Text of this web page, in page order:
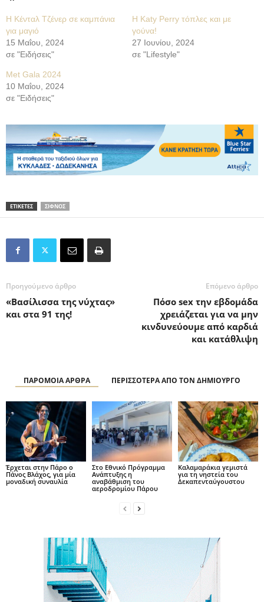
H Κένταλ Τζένερ σε καμπάνια
για μαγιό
15 Μαΐου, 2024
σε "Ειδήσεις"
Η Katy Perry τόπλες και με
γούνα!
27 Ιουνίου, 2024
σε "Lifestyle"
Met Gala 2024
10 Μαΐου, 2024
σε "Ειδήσεις"
ΕΤΙΚΕΤΕΣ ΣΙΦΝΟΣ
Προηγούμενο άρθρο
«Βασίλισσα της νύχτας»
και στα 91 της!
Επόμενο άρθρο
Πόσο sex την εβδομάδα
χρειάζεται για να μην
κινδυνεύουμε από καρδιά
και κατάθλιψη
ΠΑΡΟΜΟΙΑ ΑΡΘΡΑ ΠΕΡΙΣΣΟΤΕΡΑ ΑΠΟ ΤΟΝ ΔΗΜΙΟΥΡΓΟ
Έρχεται στην Πάρο ο
Πάνος Βλάχος, για μία
μοναδική συναυλία
Στο Εθνικό Πρόγραμμα
Ανάπτυξης η
αναβάθμιση του
αεροδρομίου Πάρου
Καλαμαράκια γεμιστά
για τη νηστεία του
Δεκαπενταύγουστου